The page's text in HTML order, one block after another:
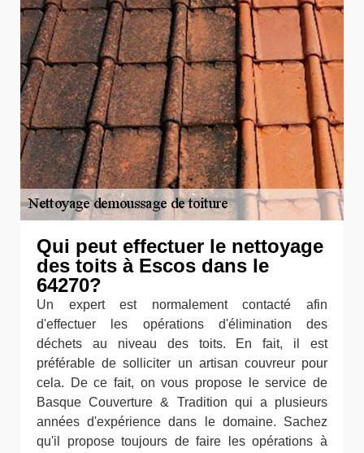
Qui peut effectuer le nettoyage
des toits à Escos dans le
64270?
Un expert est normalement contacté afin
d'effectuer les opérations d'élimination des
déchets au niveau des toits. En fait, il est
préférable de solliciter un artisan couvreur pour
cela. De ce fait, on vous propose le service de
Basque Couverture & Tradition qui a plusieurs
années d'expérience dans le domaine. Sachez
qu'il propose toujours de faire les opérations à